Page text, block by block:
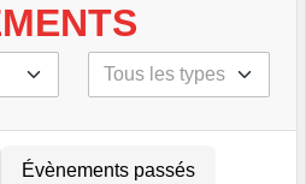
Évènements passés